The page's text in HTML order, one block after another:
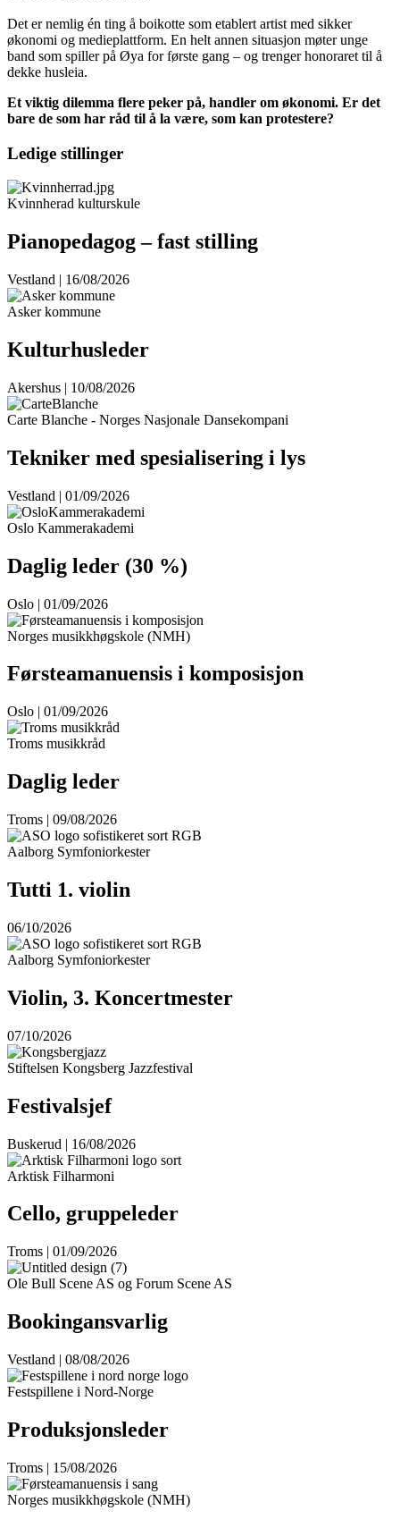
Det er nemlig én ting å boikotte som etablert artist med sikker
økonomi og medieplattform. En helt annen situasjon møter unge
band som spiller på Øya for første gang – og trenger honoraret til å
dekke husleia.
Et viktig dilemma flere peker på, handler om økonomi. Er det
bare de som har råd til å la være, som kan protestere?
Ledige stillinger
Kvinnherad kulturskule
Pianopedagog – fast stilling
Vestland | 16/08/2026
Asker kommune
Kulturhusleder
Akershus | 10/08/2026
Carte Blanche - Norges Nasjonale Dansekompani
Tekniker med spesialisering i lys
Vestland | 01/09/2026
Oslo Kammerakademi
Daglig leder (30 %)
Oslo | 01/09/2026
Norges musikkhøgskole (NMH)
Førsteamanuensis i komposisjon
Oslo | 01/09/2026
Troms musikkråd
Daglig leder
Troms | 09/08/2026
Aalborg Symfoniorkester
Tutti 1. violin
06/10/2026
Aalborg Symfoniorkester
Violin, 3. Koncertmester
07/10/2026
Stiftelsen Kongsberg Jazzfestival
Festivalsjef
Buskerud | 16/08/2026
Arktisk Filharmoni
Cello, gruppeleder
Troms | 01/09/2026
Ole Bull Scene AS og Forum Scene AS
Bookingansvarlig
Vestland | 08/08/2026
Festspillene i Nord-Norge
Produksjonsleder
Troms | 15/08/2026
Norges musikkhøgskole (NMH)